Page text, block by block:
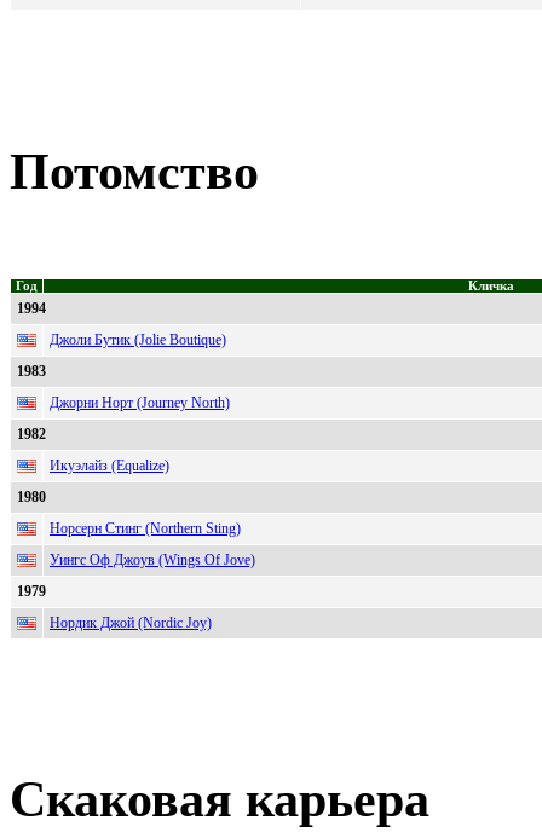
Потомство
Год Кличка
1994
Джоли Бутик (Jolie Boutique)
1983
Джорни Норт (Journey North)
1982
Икуэлайз (Equalize)
1980
Норсерн Стинг (Northern Sting)
Уингс Оф Джоув (Wings Of Jove)
1979
Нордик Джой (Nordic Joy)
Скаковая карьера